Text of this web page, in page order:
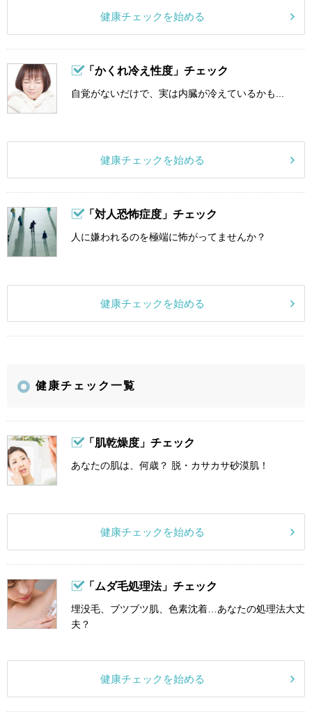
健康チェックを始める
「かくれ冷え性度」チェック
自覚がないだけで、実は内臓が冷えているかも...
健康チェックを始める
「対人恐怖症度」チェック
人に嫌われるのを極端に怖がってませんか？
健康チェックを始める
健康チェック一覧
「肌乾燥度」チェック
あなたの肌は、何歳？ 脱・カサカサ砂漠肌！
健康チェックを始める
「ムダ毛処理法」チェック
埋没毛、ブツブツ肌、色素沈着…あなたの処理法大丈
夫？
健康チェックを始める